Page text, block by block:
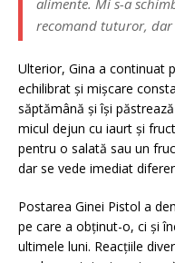
alimente. Mi s-a
recomand tuturor,
Ulterior, Gina a continuat
echilibrat și mișcare
săptămână și își
micul dejun cu iaurt și
pentru o salată sau un
dar se vede imediat
Postarea Ginei Pistol a
pe care a obținut-o, ci și
ultimele luni. Reacțiile